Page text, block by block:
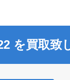
を買取致